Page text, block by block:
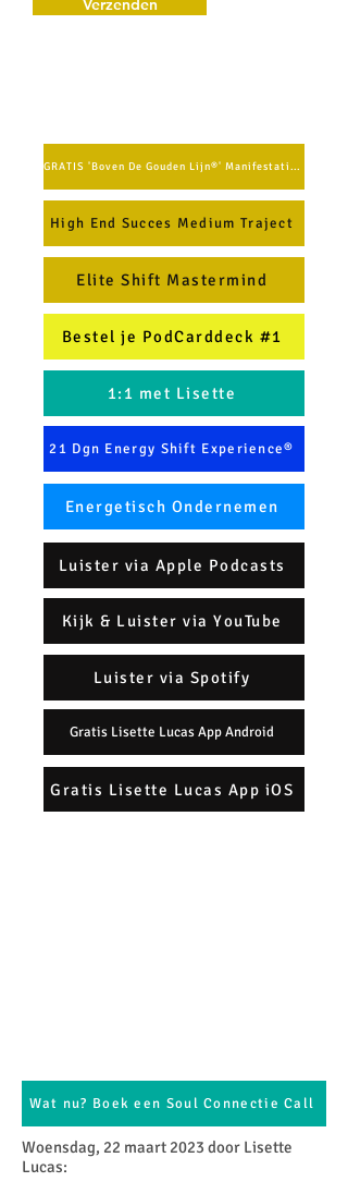
Verzenden
GRATIS 'Boven De Gouden Lijn®' Manifestatie Methode
High End Succes Medium Traject
Elite Shift Mastermind
Bestel je PodCarddeck #1
1:1 met Lisette
21 Dgn Energy Shift Experience®
Energetisch Ondernemen
Luister via Apple Podcasts
Kijk & Luister via YouTube
Luister via Spotify
Gratis Lisette Lucas App Android
Gratis Lisette Lucas App iOS
Wat nu? Boek een Soul Connectie Call
Woensdag, 22 maart 2023 door Lisette
Lucas:​